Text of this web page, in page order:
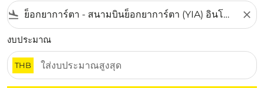
flight_land close
งบประมาณ
THB